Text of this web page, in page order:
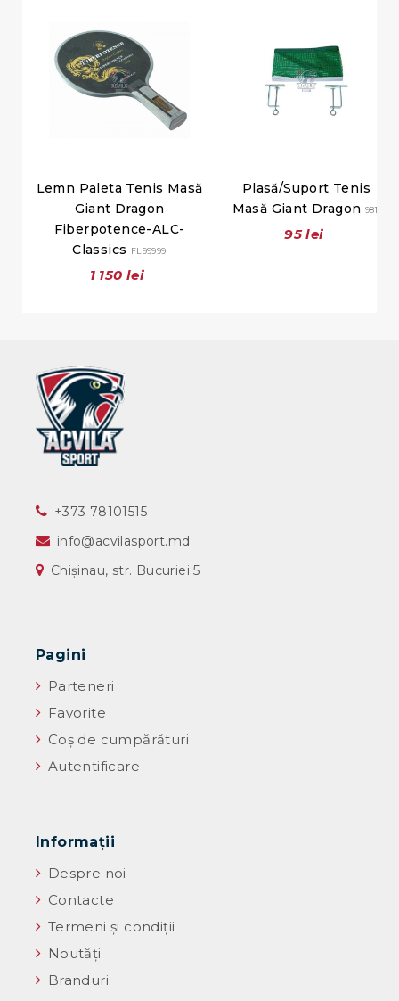
Lemn Paleta Tenis Masă
Giant Dragon
Fiberpotence-ALC-
Classics
FL99999
1 150 lei
Plasă/Suport Tenis
Masă Giant Dragon 9811
95 lei
‎+373 78101515
info@acvilasport.md
Chișinau, str. Bucuriei 5
Pagini
Parteneri
Favorite
Coș de cumpărături
Autentificare
Informaţii
Despre noi
Contacte
Termeni și condiții
Noutăţi
Branduri